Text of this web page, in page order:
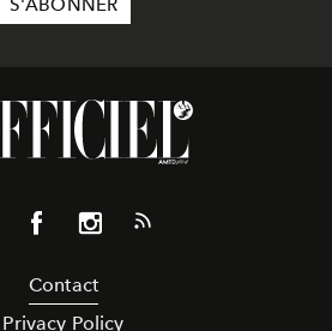
Contact
Privacy Policy